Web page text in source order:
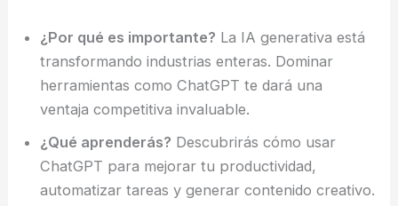
¿Por qué es importante? La IA generativa está
transformando industrias enteras. Dominar
herramientas como ChatGPT te dará una
ventaja competitiva invaluable.
¿Qué aprenderás? Descubrirás cómo usar
ChatGPT para mejorar tu productividad,
automatizar tareas y generar contenido creativo.